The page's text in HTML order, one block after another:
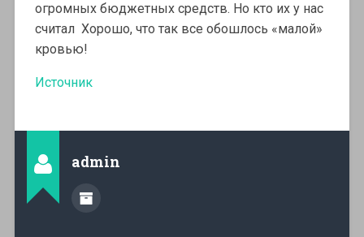
огромных бюджетных средств. Но кто их у нас
считал Хорошо, что так все обошлось «малой»
кровью!
Источник
admin